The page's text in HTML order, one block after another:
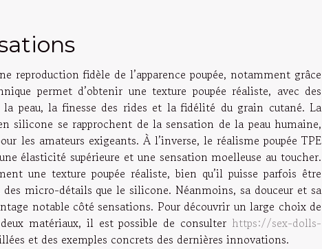
reproduction fidèle de l’apparence poupée, notamment grâce
permet d’obtenir une texture poupée réaliste, avec des
peau, la finesse des rides et la fidélité du grain cutané. La
silicone se rapprochent de la sensation de la peau humaine,
les amateurs exigeants. À l’inverse, le réalisme poupée TPE
élasticité supérieure et une sensation moelleuse au toucher.
une texture poupée réaliste, bien qu’il puisse parfois être
micro-détails que le silicone. Néanmoins, sa douceur et sa
notable côté sensations. Pour découvrir un large choix de
matériaux, il est possible de consulter https://sex-dolls-
et des exemples concrets des dernières innovations.